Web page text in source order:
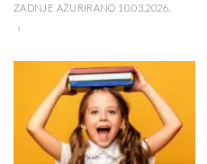
ZADNJE AŽURIRANO 10.03.2026.